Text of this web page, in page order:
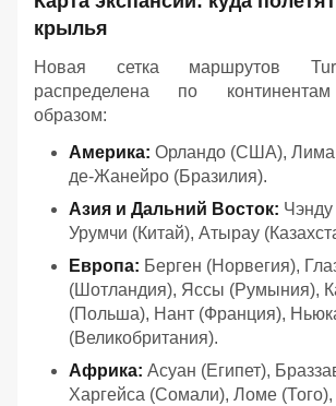
крылья
Новая сетка маршрутов
распределена по
образом:
Америка: Орландо (США), Лима
де-Жанейро (Бразилия).
Азия и Дальний Восток: Чэнду
Урумчи (Китай), Атырау
Европа: Берген (Норвегия),
(Шотландия), Яссы (Румыния),
(Польша), Нант (Франция),
(Великобритания).
Африка: Асуан (Египет),
Харгейса (Сомали), Ломе